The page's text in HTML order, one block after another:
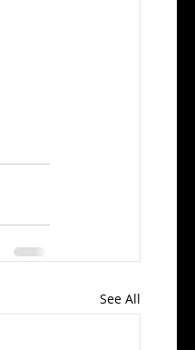
See All